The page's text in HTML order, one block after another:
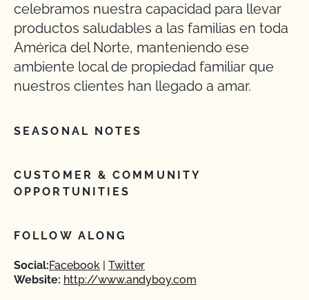
celebramos nuestra capacidad para llevar
productos saludables a las familias en toda
América del Norte, manteniendo ese
ambiente local de propiedad familiar que
nuestros clientes han llegado a amar.
SEASONAL NOTES
CUSTOMER & COMMUNITY
OPPORTUNITIES
FOLLOW ALONG
Social:Facebook
Twitter
Website: http://www.andyboy.com